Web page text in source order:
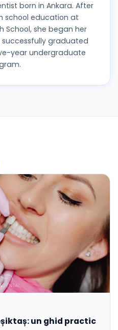
born in Ankara. After
school education at
School, she began her
graduated
year undergraduate
un ghid practic